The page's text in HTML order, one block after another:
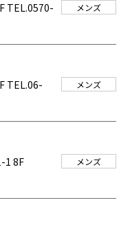
TEL.0570-
メンズ
TEL.06-
メンズ
1 8F
メンズ